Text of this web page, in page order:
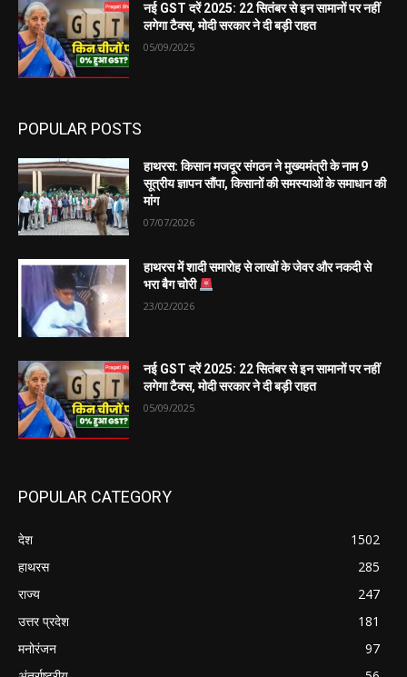
नई GST दरें 2025: 22 सितंबर से इन सामानों पर नहीं
लगेगा टैक्स, मोदी सरकार ने दी बड़ी राहत
05/09/2025
POPULAR POSTS
हाथरस: किसान मजदूर संगठन ने मुख्यमंत्री के नाम 9
सूत्रीय ज्ञापन सौंपा, किसानों की समस्याओं के समाधान की
मांग
07/07/2026
हाथरस में शादी समारोह से लाखों के जेवर और नकदी से
भरा बैग चोरी
23/02/2026
नई GST दरें 2025: 22 सितंबर से इन सामानों पर नहीं
लगेगा टैक्स, मोदी सरकार ने दी बड़ी राहत
05/09/2025
POPULAR CATEGORY
देश
1502
हाथरस
285
राज्य
247
उत्तर प्रदेश
181
मनोरंजन
97